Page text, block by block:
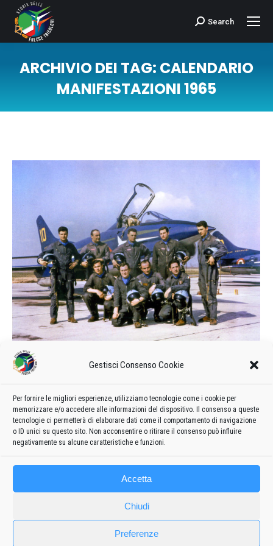
Gestisci Consenso Cookie
Per fornire le migliori esperienze, utilizziamo tecnologie come i cookie per
memorizzare e/o accedere alle informazioni del dispositivo. Il consenso a queste
tecnologie ci permetterà di elaborare dati come il comportamento di navigazione
o ID unici su questo sito. Non acconsentire o ritirare il consenso può influire
negativamente su alcune caratteristiche e funzioni.
Accetta
Chiudi
Preferenze
Cerca:Search
ARCHIVIO DEI TAG: CALENDARIO
MANIFESTAZIONI 1965
Calendario delle manifestazioni e
formazione del 1965
1965 admin8235 17 Giugno 2020 Lascia un commento
Formazione e calendario 1965 delle manifestazioni delle
Frecce Tricolori